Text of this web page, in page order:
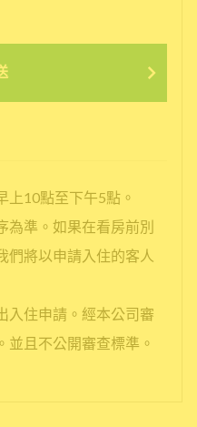
上10點至下午5點。
準。如果在看房前別
們將以申請入住的客人
入住申請。經本公司審
並且不公開審查標準。